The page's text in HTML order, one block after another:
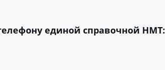
единой справочной НМТ: